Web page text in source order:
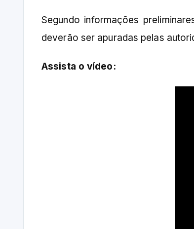
Segundo informações
deverão ser apuradas pelas
Assista o vídeo: